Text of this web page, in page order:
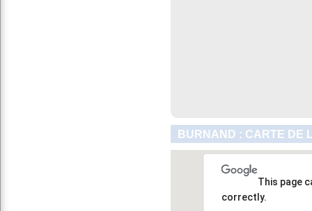
BURNAND : CARTE DE
This page
correctly.